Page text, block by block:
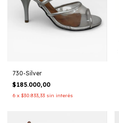
730-Silver
$185.000,00
6 x $30.833,33 sin interés